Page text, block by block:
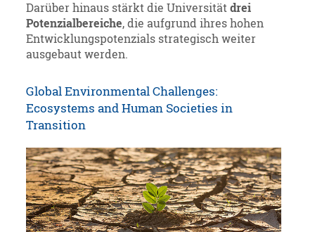
Darüber hinaus stärkt die Universitätdrei
Potenzialbereiche, die aufgrund ihres hohen
Entwicklungspotenzials strategisch weiter
ausgebaut werden.
Global Environmental Challenges:
Ecosystems and Human Societies in
Transition